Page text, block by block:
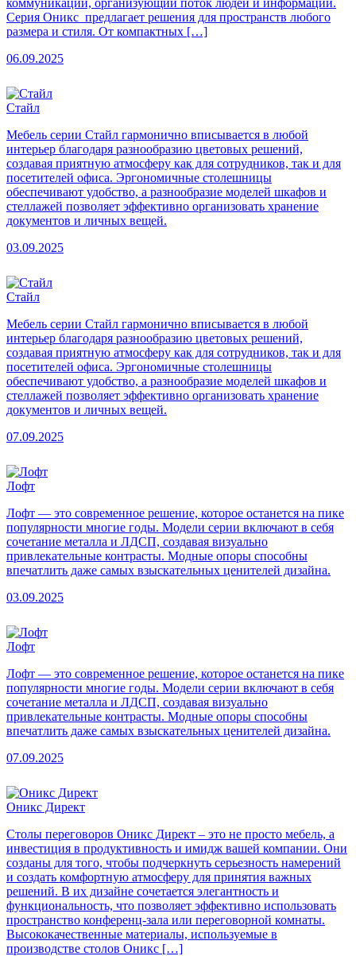
Серия Оникс предлагает решения для пространств любого
размера и стиля. От компактных […]
06.09.2025
Стайл
Мебель серии Стайл гармонично вписывается в любой
интерьер благодаря разнообразию цветовых решений,
создавая приятную атмосферу как для сотрудников, так и для
посетителей офиса. Эргономичные столешницы
обеспечивают удобство, а разнообразие моделей шкафов и
стеллажей позволяет эффективно организовать хранение
документов и личных вещей.
03.09.2025
Стайл
Мебель серии Стайл гармонично вписывается в любой
интерьер благодаря разнообразию цветовых решений,
создавая приятную атмосферу как для сотрудников, так и для
посетителей офиса. Эргономичные столешницы
обеспечивают удобство, а разнообразие моделей шкафов и
стеллажей позволяет эффективно организовать хранение
документов и личных вещей.
07.09.2025
Лофт
Лофт — это современное решение, которое останется на пике
популярности многие годы. Модели серии включают в себя
сочетание металла и ЛДСП, создавая визуально
привлекательные контрасты. Модные опоры способны
впечатлить даже самых взыскательных ценителей дизайна.
03.09.2025
Лофт
Лофт — это современное решение, которое останется на пике
популярности многие годы. Модели серии включают в себя
сочетание металла и ЛДСП, создавая визуально
привлекательные контрасты. Модные опоры способны
впечатлить даже самых взыскательных ценителей дизайна.
07.09.2025
Оникс Директ
Столы переговоров Оникс Директ – это не просто мебель, а
инвестиция в продуктивность и имидж вашей компании. Они
созданы для того, чтобы подчеркнуть серьезность намерений
и создать комфортную атмосферу для принятия важных
решений. В их дизайне сочетается элегантность и
функциональность, что позволяет эффективно использовать
пространство конференц-зала или переговорной комнаты.
Высококачественные материалы, используемые в
производстве столов Оникс […]